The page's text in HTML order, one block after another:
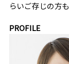
らいご存じの方
PROFILE